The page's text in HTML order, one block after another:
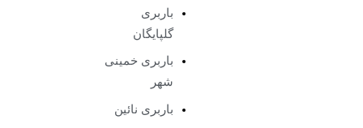
باربری
گلپایگان
باربری خمینی
باربری نائین